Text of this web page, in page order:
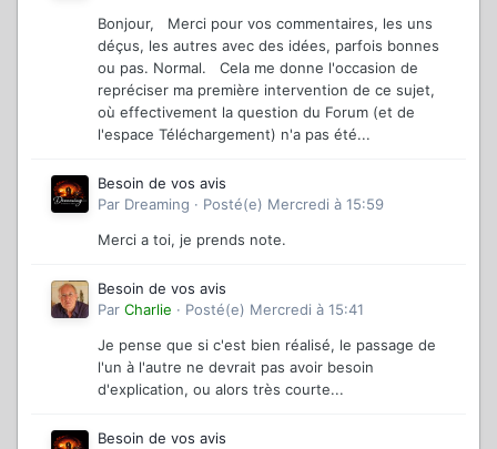
Bonjour, Merci pour vos commentaires, les uns
déçus, les autres avec des idées, parfois bonnes
ou pas. Normal. Cela me donne l'occasion de
repréciser ma première intervention de ce sujet,
où effectivement la question du Forum (et de
l'espace Téléchargement) n'a pas été...
Besoin de vos avis
Par Dreaming · Posté(e) Mercredi à 15:59
Merci a toi, je prends note.
Besoin de vos avis
Par Charlie · Posté(e) Mercredi à 15:41
Je pense que si c'est bien réalisé, le passage de
l'un à l'autre ne devrait pas avoir besoin
d'explication, ou alors très courte...
Besoin de vos avis